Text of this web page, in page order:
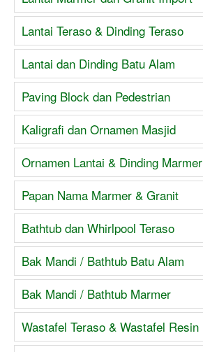
Lantai Teraso & Dinding Teraso
Lantai dan Dinding Batu Alam
Paving Block dan Pedestrian
Kaligrafi dan Ornamen Masjid
Ornamen Lantai & Dinding Marmer
Papan Nama Marmer & Granit
Bathtub dan Whirlpool Teraso
Bak Mandi / Bathtub Batu Alam
Bak Mandi / Bathtub Marmer
Wastafel Teraso & Wastafel Resin